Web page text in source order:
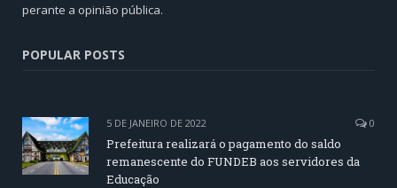
perante a opinião pública.
POPULAR POSTS
5 DE JANEIRO DE 2022 0
Prefeitura realizará o pagamento do saldo
remanescente do FUNDEB aos servidores da
Educação